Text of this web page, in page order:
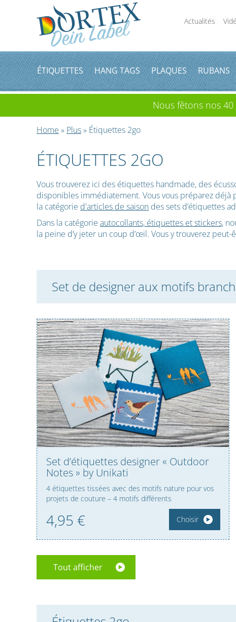
Actualités
ÉTIQUETTES HANG TAGS PLAQUES RUBANS
Nous fêtons nos
Home » Plus» Étiquettes 2go
ÉTIQUETTES 2GO
Vous trouverez ici des étiquettes handmade, des
disponibles immédiatement. Vous vous préparez déjà
la catégorie d'articles de saison des sets d’étiquettes
Dans la catégorie autocollants, étiquettes et stickers,
la peine d’y jeter un coup d’œil. Vous y trouverez
Set de designer aux motifs
Set d’étiquettes designer « Outdoor
Notes » by Unikati
4 étiquettes tissées avec des motifs nature pour vos
projets de couture – 4 motifs différents
4,95 € Choisir
Tout afficher